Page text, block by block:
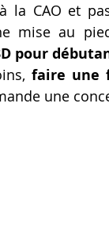
la CAO et
mise au
pour
faire une
une